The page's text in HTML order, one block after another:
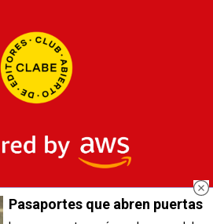
Pasaportes que abren puertas